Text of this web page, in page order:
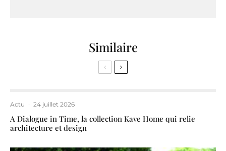
Similaire
Actu · 24 juillet 2026
A Dialogue in Time, la collection Kave Home qui relie
architecture et design